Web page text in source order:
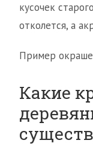
кусочек
отколется, а
Пример
Какие